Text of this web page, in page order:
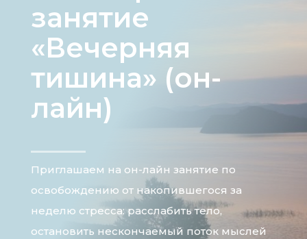
занятие
«Вечерняя
тишина» (он-
лайн)
Приглашаем на он-лайн занятие по
освобождению от накопившегося за
неделю стресса: расслабить тело,
остановить нескончаемый поток мыслей